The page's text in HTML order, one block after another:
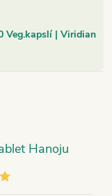
Veg.kapslí | Viridian
Hanoju